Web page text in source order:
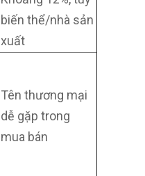
biến thể/nhà sản
xuất
Tên thương mại
dễ gặp trong
mua bán